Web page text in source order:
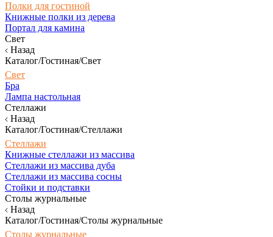
Полки для гостиной
Книжные полки из дерева
Портал для камина
Свет
Назад
Каталог/Гостиная/Свет
Свет
Бра
Лампа настольная
Стеллажи
Назад
Каталог/Гостиная/Стеллажи
Стеллажи
Книжные стеллажи из массива
Стеллажи из массива дуба
Стеллажи из массива сосны
Стойки и подставки
Столы журнальные
Назад
Каталог/Гостиная/Столы журнальные
Столы журнальные